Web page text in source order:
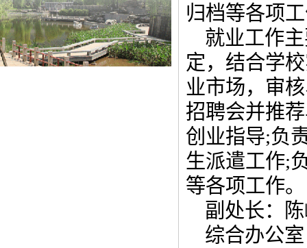
归档等各项
就业工作
定，结合学
业市场，审
招聘会并推
创业指导;负
生派遣工作;
等各项工作。
副处长：
综合办公